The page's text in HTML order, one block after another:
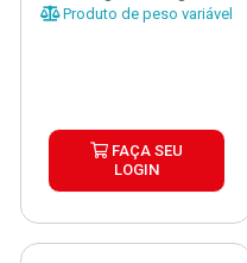
Produto de peso variável
FAÇA SEU
LOGIN